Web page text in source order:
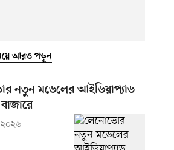
আরও পড়ুন
নতুন মডেলের আইডিয়াপ্যাড